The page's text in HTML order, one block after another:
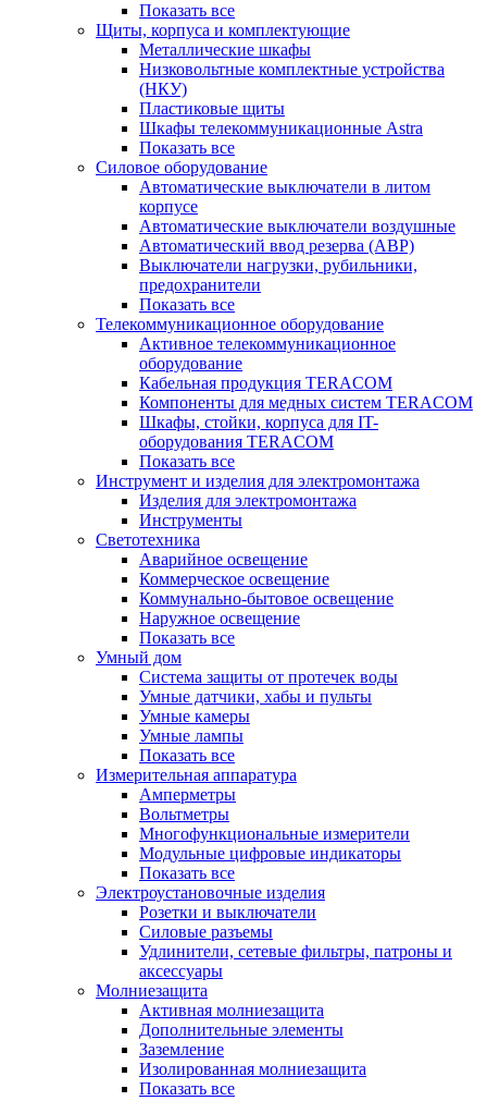
Показать все
Щиты, корпуса и комплектующие
Металлические шкафы
Низковольтные комплектные устройства
(НКУ)
Пластиковые щиты
Шкафы телекоммуникационные Astra
Показать все
Силовое оборудование
Автоматические выключатели в литом
корпусе
Автоматические выключатели воздушные
Автоматический ввод резерва (АВР)
Выключатели нагрузки, рубильники,
предохранители
Показать все
Телекоммуникационное оборудование
Активное телекоммуникационное
оборудование
Кабельная продукция TERACOM
Компоненты для медных систем TERACOM
Шкафы, стойки, корпуса для IT-
оборудования TERACOM
Показать все
Инструмент и изделия для электромонтажа
Изделия для электромонтажа
Инструменты
Светотехника
Аварийное освещение
Коммерческое освещение
Коммунально-бытовое освещение
Наружное освещение
Показать все
Умный дом
Система защиты от протечек воды
Умные датчики, хабы и пульты
Умные камеры
Умные лампы
Показать все
Измерительная аппаратура
Амперметры
Вольтметры
Многофункциональные измерители
Модульные цифровые индикаторы
Показать все
Электроустановочные изделия
Розетки и выключатели
Силовые разъемы
Удлинители, сетевые фильтры, патроны и
аксессуары
Молниезащита
Активная молниезащита
Дополнительные элементы
Заземление
Изолированная молниезащита
Показать все